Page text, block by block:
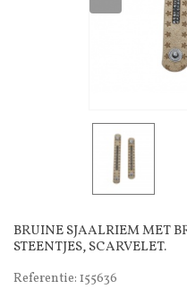
BRUINE SJAALRIEM MET
STEENTJES, SCARVELET.
Referentie: 155636